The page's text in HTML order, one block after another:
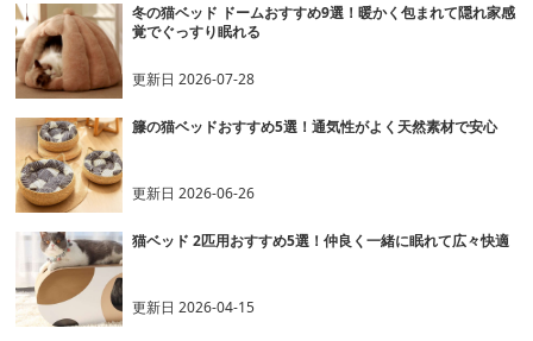
冬の猫ベッド ドームおすすめ9選！暖かく包まれて隠れ家感
覚でぐっすり眠れる
更新日2026-07-28
籐の猫ベッドおすすめ5選！通気性がよく天然素材で安心
更新日2026-06-26
猫ベッド 2匹用おすすめ5選！仲良く一緒に眠れて広々快適
更新日2026-04-15